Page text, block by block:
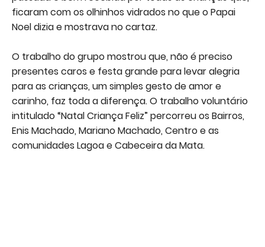
ficaram com os olhinhos vidrados no que o Papai
Noel dizia e mostrava no cartaz.
O trabalho do grupo mostrou que, não é preciso
presentes caros e festa grande para levar alegria
para as crianças, um simples gesto de amor e
carinho, faz toda a diferença. O trabalho voluntário
intitulado “Natal Criança Feliz” percorreu os Bairros,
Enis Machado, Mariano Machado, Centro e as
comunidades Lagoa e Cabeceira da Mata.